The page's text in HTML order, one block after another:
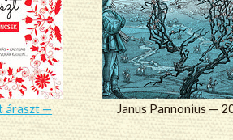
áraszt —
Janus Pannonius —